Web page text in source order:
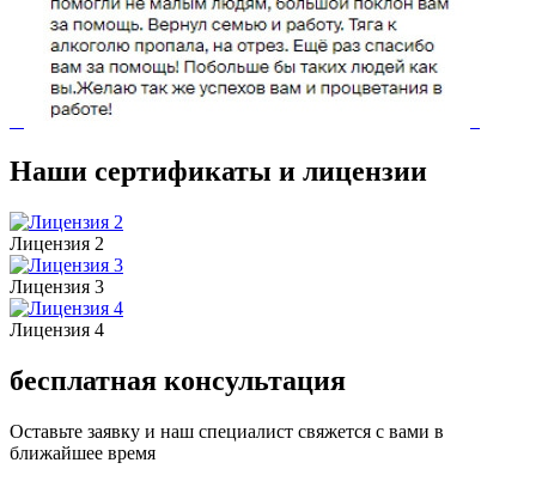
Наши сертификаты и лицензии
Лицензия 2
Лицензия 3
Лицензия 4
бесплатная консультация
Оставьте заявку и наш специалист свяжется с вами в
ближайшее время